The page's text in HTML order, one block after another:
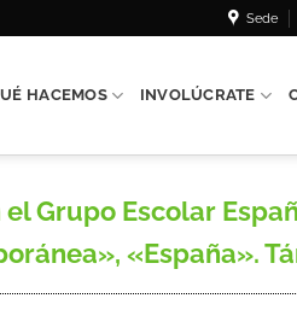
Sede
HACEMOS INVOLÚCRATE
el Grupo Escolar
«España».